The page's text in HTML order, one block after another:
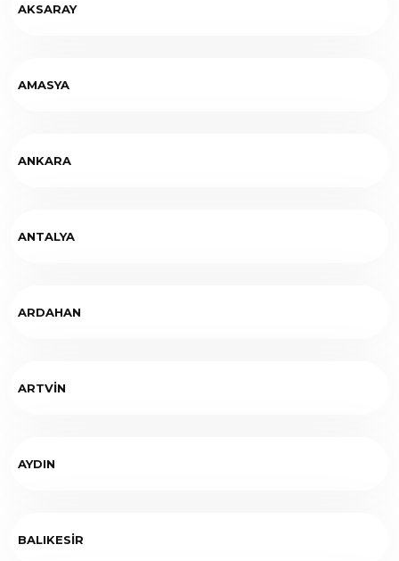
AKSARAY
AMASYA
ANKARA
ANTALYA
ARDAHAN
ARTVİN
AYDIN
BALIKESİR